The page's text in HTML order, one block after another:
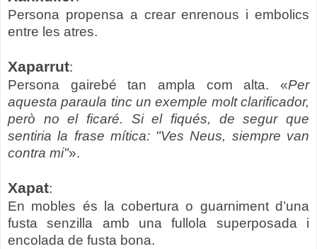
Persona propensa a crear enrenous i embolics
entre les atres.
Xaparrut:
Persona gairebé tan ampla com alta. «Per
aquesta paraula tinc un exemple molt clarificador,
però no el ficaré. Si el fiqués, de segur que
sentiria la frase mítica: "Ves Neus, siempre van
contra mi"».
Xapat:
En mobles és la cobertura o guarniment d’una
fusta senzilla amb una fullola superposada i
encolada de fusta bona.